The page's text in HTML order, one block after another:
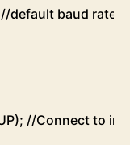
//default baud rate
); //Connect to